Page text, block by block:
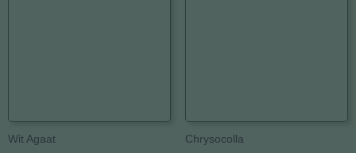
Wit Agaat Chrysocolla